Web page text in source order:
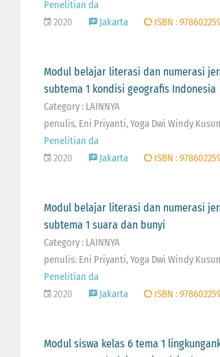
Penelitian da
2020
Jakarta ISBN :
Modul belajar literasi dan numerasi
subtema 1 kondisi geografis Indonesia
Category : LAINNYA
penulis, Eni Priyanti, Yoga Dwi Windy
Penelitian da
2020
Jakarta ISBN :
Modul belajar literasi dan numerasi
subtema 1 suara dan bunyi
Category : LAINNYA
penulis: Eni Priyanti, Yoga Dwi Windy
Penelitian da
2020
Jakarta ISBN :
Modul siswa kelas 6 tema 1